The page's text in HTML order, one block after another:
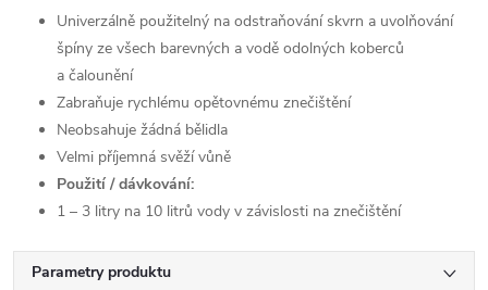
Univerzálně použitelný na odstraňování skvrn a uvolňování
špíny ze všech barevných a vodě odolných koberců
a čalounění
Zabraňuje rychlému opětovnému znečištění
Neobsahuje žádná bělidla
Velmi příjemná svěží vůně
Použití / dávkování:
1 – 3 litry na 10 litrů vody v závislosti na znečištění
Parametry produktu